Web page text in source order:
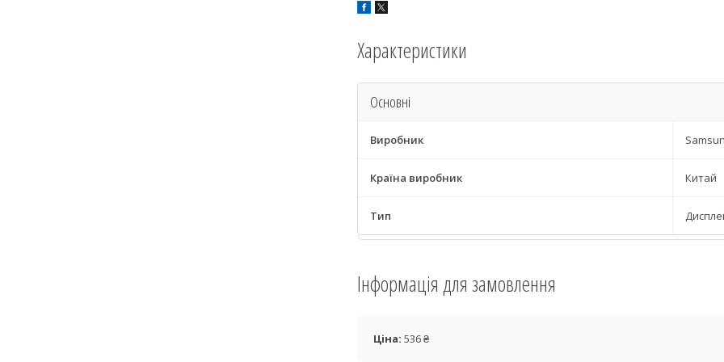
Характеристики
Основні
Виробник
Країна виробник Китай
Тип
Інформація для замовлення
Ціна: 536 ₴